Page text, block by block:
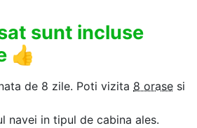
sunt incluse
👍
de 8 zile. Poti vizita 8 orase si
navei in tipul de cabina ales.